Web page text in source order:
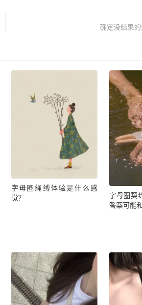
确定没结果
字母圈绳缚体验是什么感
觉？
字母圈契
答案可能